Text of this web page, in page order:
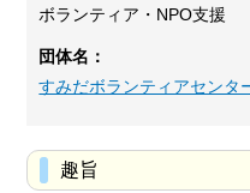
ボランティア・NPO支援
団体名：
すみだボランティアセンタ
趣旨